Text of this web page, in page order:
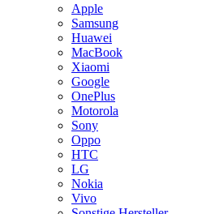
Apple
Samsung
Huawei
MacBook
Xiaomi
Google
OnePlus
Motorola
Sony
Oppo
HTC
LG
Nokia
Vivo